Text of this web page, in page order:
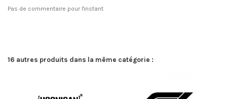
Pas de commentaire pour l'instant
16 autres produits dans la même catégorie :